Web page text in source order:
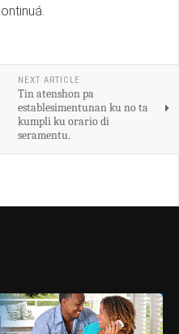
NEXT ARTICLE
Tin atenshon pa
establesimentunan ku no ta
kumpli ku orario di
seramentu.